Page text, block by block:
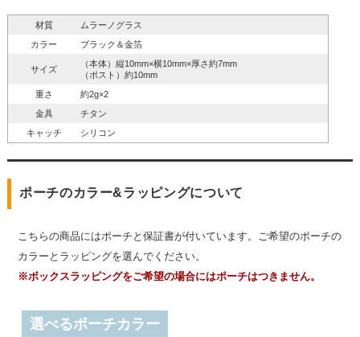
材質
ムラーノグラス
カラー
ブラック＆金箔
サイズ
（本体）縦10mm×横10mm×厚さ約7mm
（ポスト）約10mm
重さ
約2g×2
金具
チタン
キャッチ
シリコン
ポーチのカラー&ラッピングについて
こちらの商品にはポーチと保証書が付いています。ご希望のポーチの
カラーとラッピングを選んでください。
※ボックスラッピングをご希望の場合にはポーチはつきません。
選べるポーチカラー